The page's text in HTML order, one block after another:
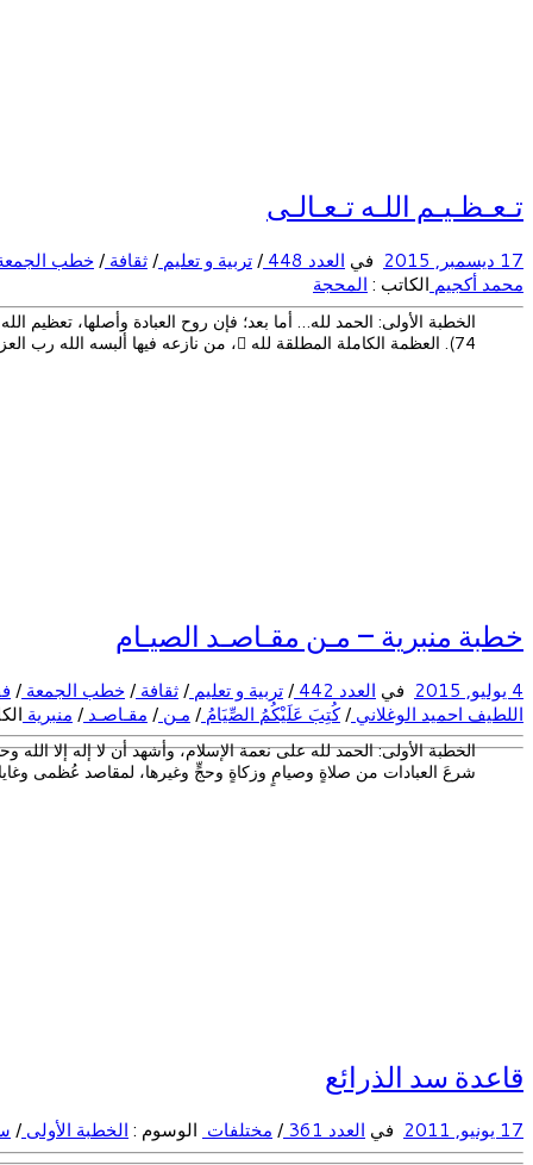
الخطبة الأولى: الحمد لله… أما بعد؛ فإن روح العبادة وأصلها، تعظيم
74). العظمة الكاملة المطلقة لله ، من نازعه فيها ألبسه الله رب العزة لباس الذل […]
تـعـظـيـم اللـه تـعـالـى
17 ديسمبر, 2015 في العدد 448 /تربية و تعليم /ثقافة /خطب
محمد أكجيم الكاتب : المحجة
الخطبة الأولى: الحمد لله على نعمة الإسلام، وأشهد أن لا إله إلا
شرعَ العبادات من صلاةٍ وصيامٍ وزكاةٍ وحجٍّ وغيرها، لمقاصد عُظمى
خطبة منبرية – مـن مقـاصـد الصيـام
4 يوليو, 2015 في العدد 442 /تربية و تعليم /ثقافة /خطب الجمعة /
اللطيف احميد الوغلاني /كُتِبَ عَلَيْكُمُ الصِّيَامُ / مـن / مقـاصـد / منبرية
قاعدة سد الذرائع
17 يونيو, 2011 في العدد 361 / مختلفات الوسوم : الخطبة الأولى /